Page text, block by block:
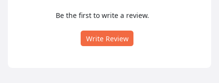
Be the first to write a review.
Write Review